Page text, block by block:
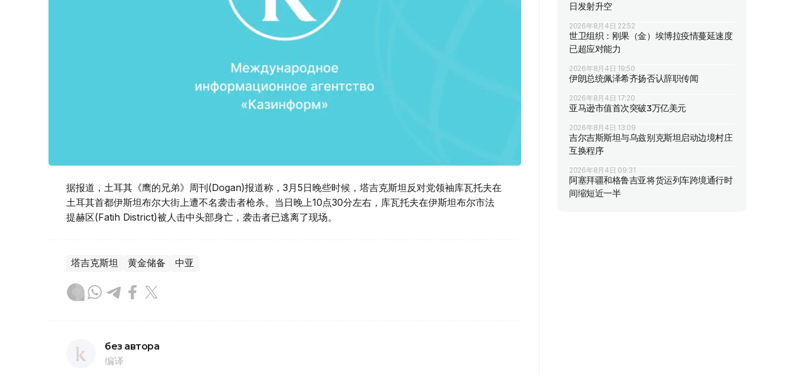
据报道，土耳其《鹰的兄弟》周刊(Dogan)报道称，3月5日晚些时候，塔吉克斯坦反对党领袖库瓦托夫在
土耳其首都伊斯坦布尔大街上遭不名袭击者枪杀。当日晚上10点30分左右，库瓦托夫在伊斯坦布尔市法
提赫区(Fatih District)被人击中头部身亡，袭击者已逃离了现场。
塔吉克斯坦 黄金储备 中亚
без автора
编译
日发射升空
2026年8月4日 22:52
世卫组织：刚果（金）埃博拉疫情蔓延速度
已超应对能力
2026年8月4日 19:50
伊朗总统佩泽希齐扬否认辞职传闻
2026年8月4日 17:20
亚马逊市值首次突破3万亿美元
2026年8月4日 13:09
吉尔吉斯斯坦与乌兹别克斯坦启动边境村庄
互换程序
2026年8月4日 09:31
阿塞拜疆和格鲁吉亚将货运列车跨境通行时
间缩短近一半